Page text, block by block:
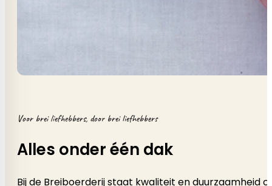
Voor brei liefhebbers, door brei liefhebbers
Alles onder één dak
Bij de Breiboerderij staat kwaliteit en duurzaamheid